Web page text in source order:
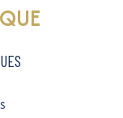
exposé sont